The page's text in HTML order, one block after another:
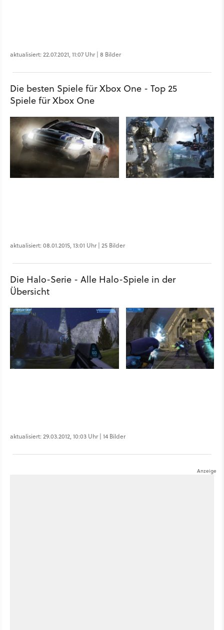
aktualisiert: 22.07.2021, 11:07 Uhr | 8 Bilder
Die besten Spiele für Xbox One - Top 25
Spiele für Xbox One
aktualisiert: 08.01.2015, 13:01 Uhr | 25 Bilder
Die Halo-Serie - Alle Halo-Spiele in der
Übersicht
aktualisiert: 29.03.2012, 10:03 Uhr | 14 Bilder